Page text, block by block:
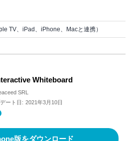
TV、iPad、iPhone、Macと連携）
Whiteboard
SRL
ート日: 2021年3月10日
版をダウンロード